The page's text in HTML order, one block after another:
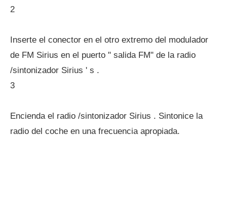
2
Inserte el conector en el otro extremo del modulador
de FM Sirius en el puerto " salida FM" de la radio
/sintonizador Sirius ' s .
3
Encienda el radio /sintonizador Sirius . Sintonice la
radio del coche en una frecuencia apropiada.